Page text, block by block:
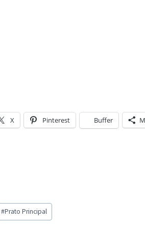
X Pinterest Buffer
#Prato Principal